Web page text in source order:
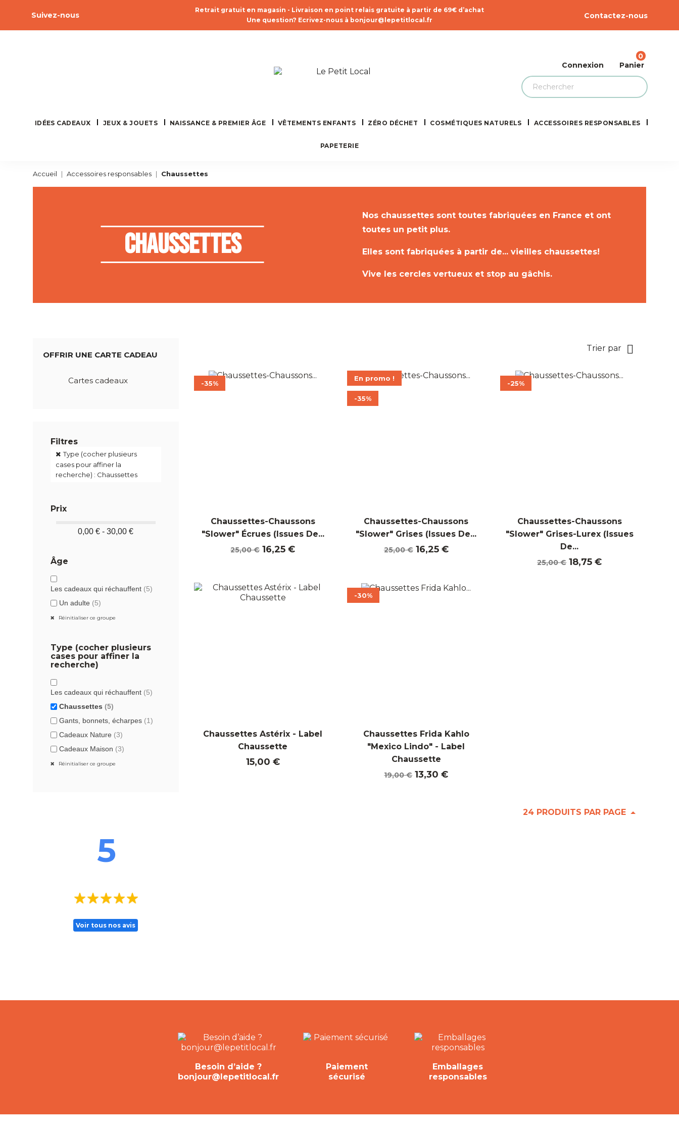
Suivez-nous
Retrait gratuit en magasin - Livraison en point relais gratuite à partir de 69€ d’achat
Une question? Ecrivez-nous à bonjour@lepetitlocal.fr
Contactez-nous
Connexion Panier
0
IDÉES CADEAUX JEUX & JOUETS NAISSANCE & PREMIER ÂGE VÊTEMENTS ENFANTS ZÉRO DÉCHET COSMÉTIQUES NATURELS ACCESSOIRES RESPONSABLES
PAPETERIE
Accueil Accessoires responsables Chaussettes
Chaussettes
Nos chaussettes sont toutes fabriquées en France et ont
toutes un petit plus.
Elles sont fabriquées à partir de... vieilles chaussettes!
Vive les cercles vertueux et stop au gâchis.
OFFRIR UNE CARTE CADEAU
Cartes cadeaux
Filtres
Type (cocher plusieurs
cases pour affiner la
recherche) : Chaussettes
Prix
0,00 € - 30,00 €
Âge
Les cadeaux qui réchauffent (5)
Un adulte (5)
Réinitialiser ce groupe
Type (cocher plusieurs
cases pour affiner la
recherche)
Les cadeaux qui réchauffent (5)
Chaussettes (5)
Gants, bonnets, écharpes (1)
Cadeaux Nature (3)
Cadeaux Maison (3)
Réinitialiser ce groupe
5
Voir tous nos avis
Trier par 
Chaussettes-Chaussons
"Slower" Écrues (Issues De...
Prix
25,00 € Prix
16,25 €
-35%
Chaussettes-Chaussons
"Slower" Grises (Issues De...
Prix
25,00 € Prix
16,25 €
En promo !
-35%
Chaussettes-Chaussons
"Slower" Grises-Lurex (Issues
De...
Prix
25,00 € Prix
18,75 €
-25%
Chaussettes Astérix - Label
Chaussette
Prix
15,00 €
Chaussettes Frida Kahlo
"Mexico Lindo" - Label
Chaussette
Prix
19,00 € Prix
13,30 €
-30%
24 PRODUITS PAR PAGE
Besoin d’aide ?
bonjour@lepetitlocal.fr
Paiement
sécurisé
Emballages
responsables